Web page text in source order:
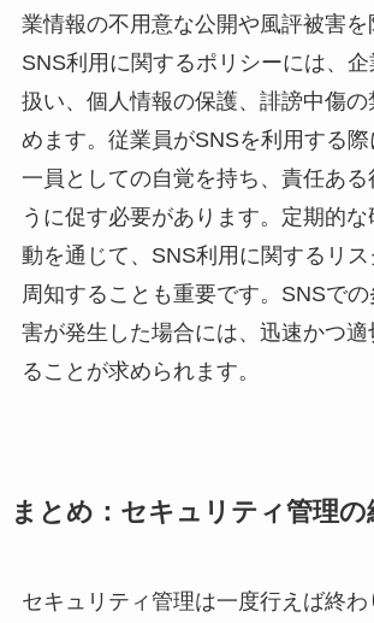
業情報の不用意な公開や風評被害を
SNS利用に関するポリシーには、企
扱い、個人情報の保護、誹謗中傷の
めます。従業員がSNSを利用する
一員としての自覚を持ち、責任ある
うに促す必要があります。定期的
動を通じて、SNS利用に関するリ
周知することも重要です。SNSで
害が発生した場合には、迅速かつ適
ることが求められます。
まとめ：セキュリティ管理の
セキュリティ管理は一度行えば終わ